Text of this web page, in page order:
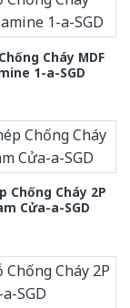
Cháy MDF
1-a-SGD
Chống Cháy 2P
Cửa-a-SGD